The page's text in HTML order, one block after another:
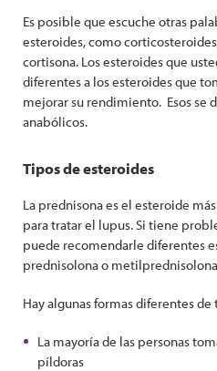
Es posible que escuche otras
esteroides, como
cortisona. Los esteroides que
diferentes a los esteroides que
mejorar su rendimiento. Esos se
anabólicos.
Tipos de esteroides
La prednisona es el esteroide
para tratar el lupus. Si tiene
puede recomendarle diferentes
prednisolona o
Hay algunas formas diferentes
La mayoría de las personas
píldoras